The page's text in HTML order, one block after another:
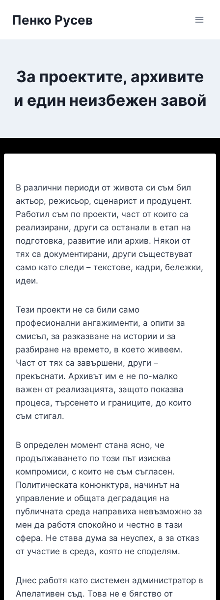
Пенко Русев
За проектите, архивите
и един неизбежен завой
В различни периоди от живота си съм бил
актьор, режисьор, сценарист и продуцент.
Работил съм по проекти, част от които са
реализирани, други са останали в етап на
подготовка, развитие или архив. Някои от
тях са документирани, други съществуват
само като следи – текстове, кадри, бележки,
идеи.
Тези проекти не са били само
професионални ангажименти, а опити за
смисъл, за разказване на истории и за
разбиране на времето, в което живеем.
Част от тях са завършени, други –
прекъснати. Архивът им е не по-малко
важен от реализацията, защото показва
процеса, търсенето и границите, до които
съм стигал.
В определен момент стана ясно, че
продължаването по този път изисква
компромиси, с които не съм съгласен.
Политическата конюнктура, начинът на
управление и общата деградация на
публичната среда направиха невъзможно за
мен да работя спокойно и честно в тази
сфера. Не става дума за неуспех, а за отказ
от участие в среда, която не споделям.
Днес работя като системен администратор в
Апелативен съд. Това не е бягство от